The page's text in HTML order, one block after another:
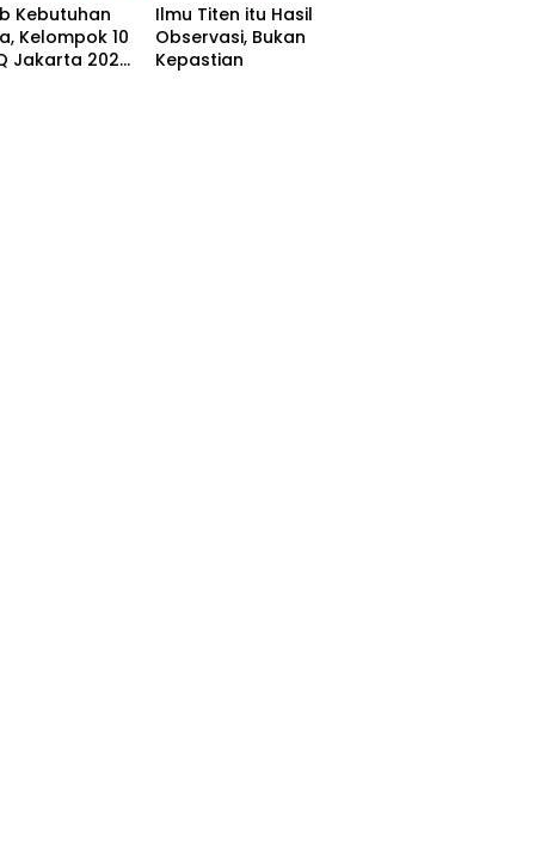
Kebutuhan
Kelompok 10
Jakarta 2026
Ilmu Titen itu Hasil
Observasi, Bukan
Kepastian